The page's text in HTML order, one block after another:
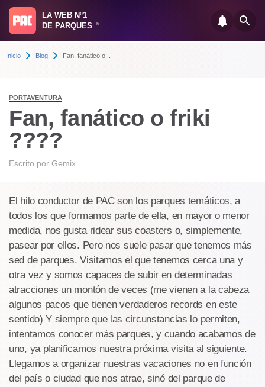
LA WEB Nº1
DE PARQUES
®
Inicio Blog Fan, fanático o...
PORTAVENTURA
Fan, fanático o friki
????
Escrito por Gemix
El hilo conductor de PAC son los parques temáticos, a
todos los que formamos parte de ella, en mayor o menor
medida, nos gusta ridear sus coasters o, simplemente,
pasear por ellos. Pero nos suele pasar que tenemos más
sed de parques. Visitamos el que tenemos cerca una y
otra vez y somos capaces de subir en determinadas
atracciones un montón de veces (me vienen a la cabeza
algunos pacos que tienen verdaderos records en este
sentido) Y siempre que las circunstancias lo permiten,
intentamos conocer más parques, y cuando acabamos de
uno, ya planificamos nuestra próxima visita al siguiente.
Llegamos a organizar nuestras vacaciones no en función
del país o ciudad que nos atrae, sinó del parque de